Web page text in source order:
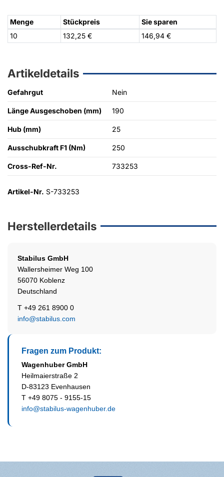
Menge Stückpreis
Sie sparen
10
132,25 € 146,94 €
Artikeldetails
Gefahrgut Nein
Länge Ausgeschoben (mm) 190
Hub (mm) 25
Ausschubkraft F1 (Nm) 250
Cross-Ref-Nr. 733253
Artikel-Nr. S-733253
Herstellerdetails
Stabilus GmbH
Wallersheimer Weg 100
56070 Koblenz
Deutschland
T +49 261 8900 0
info@stabilus.com
Fragen zum Produkt:
Wagenhuber GmbH
Heilmaierstraße 2
D-83123 Evenhausen
T +49 8075 - 9155-15
info@stabilus-wagenhuber.de